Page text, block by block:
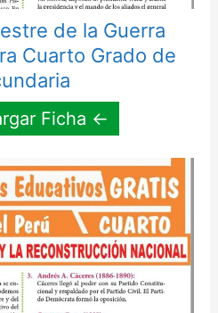
de la Guerra
Cuarto Grado de
Ficha ←